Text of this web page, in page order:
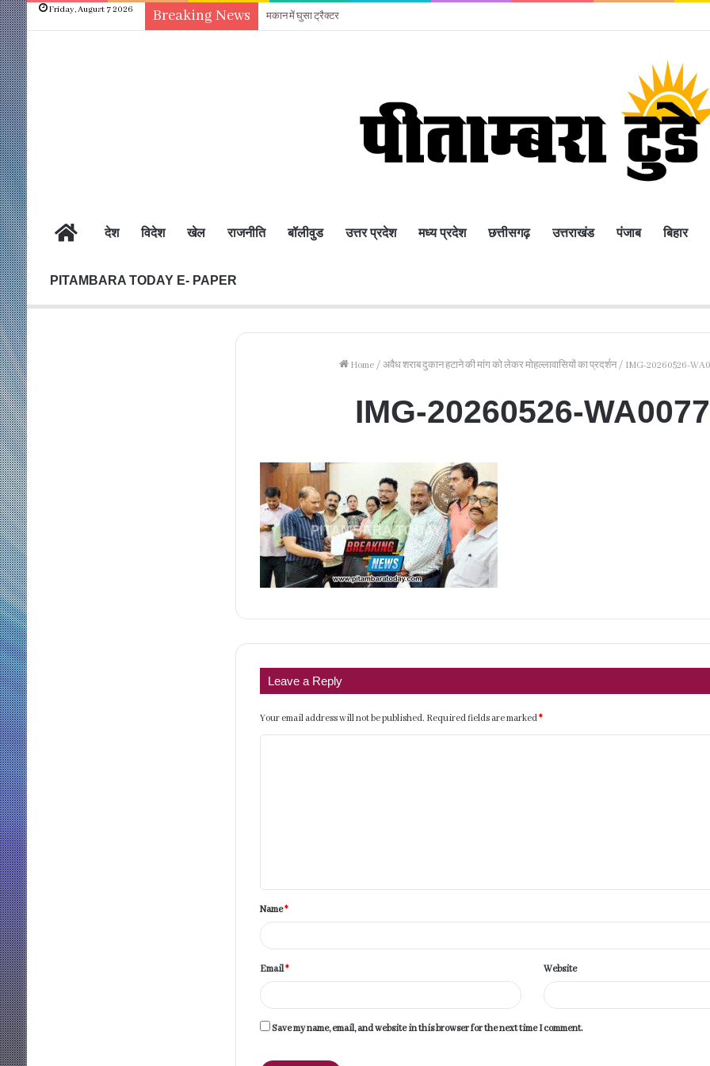
Friday, August 7 2026 Breaking News मकान में घुसा ट्रैक्टर
होम देश विदेश खेल राजनीति बॉलीवुड उत्तर प्रदेश मध्य प्रदेश छत्तीसगढ़ उत्तराखंड पंजाब बिहार
PITAMBARA TODAY E- PAPER
Home / अवैध शराब दुकान हटाने की मांग को लेकर मोहल्लावासियों का प्रदर्शन / IMG-20260526-
IMG-20260526-WA0077
Leave a Reply
Your email address will not be published. Required fields are marked*
t
*Name*
Email* Website
Save my name, email, and website in this browser for the next time I comment.